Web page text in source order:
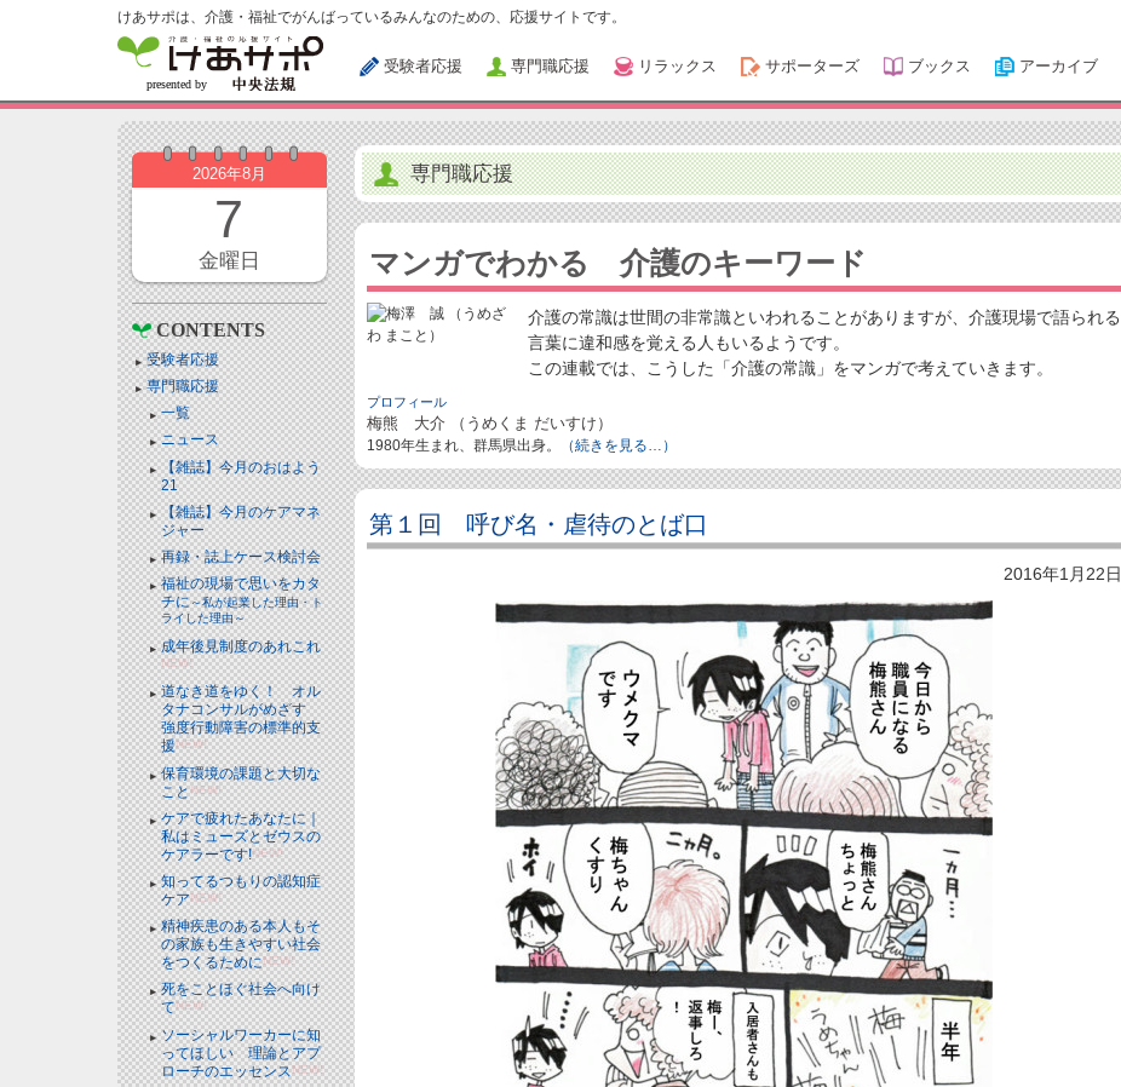
けあサポは、介護・福祉でがんばっているみんなのための、応援サイトです。
受験者応援 専門職応援 リラックス サポーターズ ブックス アーカイブ
2026年8月
7
金曜日
CONTENTS
受験者応援
専門職応援
一覧
ニュース
【雑誌】今月のおはよう
21
【雑誌】今月のケアマネ
ジャー
再録・誌上ケース検討会
福祉の現場で思いをカタ
チに～私が起業した理由・ト
ライした理由～
成年後見制度のあれこれ
NEW!
道なき道をゆく！ オル
タナコンサルがめざす
強度行動障害の標準的支
援NEW!
保育環境の課題と大切な
ことNEW!
ケアで疲れたあなたに｜
私はミューズとゼウスの
ケアラーです!NEW!
知ってるつもりの認知症
ケアNEW!
精神疾患のある本人もそ
の家族も生きやすい社会
をつくるためにNEW!
死をことほぐ社会へ向け
てNEW!
ソーシャルワーカーに知
ってほしい 理論とアプ
ローチのエッセンスNEW!
専門職応援
マンガでわかる 介護のキーワード
介護の常識は世間の非常識といわれることがありますが、介護現場で語られる
言葉に違和感を覚える人もいるようです。
この連載では、こうした「介護の常識」をマンガで考えていきます。
プロフィール
梅熊 大介 （うめくま だいすけ）
1980年生まれ、群馬県出身。 （続きを見る…）
第１回 呼び名・虐待のとば口
2016年1月22日